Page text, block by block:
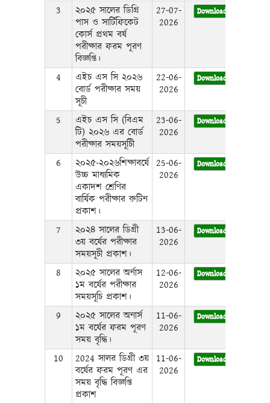
3
২০২৫ সালের ডিগ্রি
পাস ও সার্টিফিকেট
কোর্স প্রথম বর্ষ
পরীক্ষার ফরম পূরণ
বিজ্ঞপ্তি।
27-07-
2026
Download
4
এইচ এস সি ২০২৬
বোর্ড পরীক্ষার সময়
সূচী
22-06-
2026
Download
5
এইচ এস সি (বিএম
টি) ২০২৬ এর বোর্ড
পরীক্ষার সময়সূচীি
23-06-
2026
Download
6
২০২৫-২০২৬শিক্ষাবর্ষে
উচ্চ মাধ্যমিক
একাদশ শ্রেণির
বার্ষিক পরীক্ষার রুটিন
প্রকাশ।
25-06-
2026
Download
7
২০২৪ সালের ডিগ্রী
৩য় বর্ষের পরীক্ষার
সময়সূচী প্রকাশ।
13-06-
2026
Download
8
২০২৫ সালের অর্নাস
১ম বর্ষের পরীক্ষার
সময়সূচি প্রকাশ।
12-06-
2026
Download
9
২০২৫ সালের অনার্স
১ম বর্ষের ফরম পূরণ
সময় বৃদ্ধি।
11-06-
2026
Download
10
2024 সালর ডিগ্রী ৩য়
বর্ষের ফরম পূরণ এর
সময় বৃদ্ধি বিজ্ঞপ্তি
প্রকাশ
11-06-
2026
Download